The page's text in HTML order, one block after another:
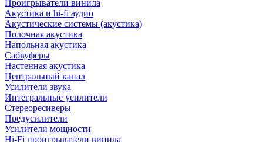
Проигрыватели винила
Акустика и hi-fi аудио
Акустические системы (акустика)
Полочная акустика
Напольная акустика
Сабвуферы
Настенная акустика
Центральный канал
Усилители звука
Интегральные усилители
Стереоресиверы
Предусилители
Усилители мощности
Hi-Fi проигрыватели винила